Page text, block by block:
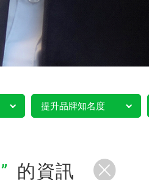
提升品牌知名度
的資訊